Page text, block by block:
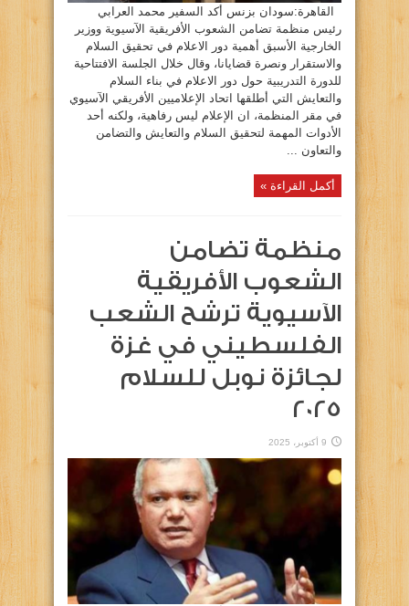
القاهرة:سودان بزنس أكد السفير محمد العرابي
رئيس منظمة تضامن الشعوب الأفريقية الآسيوية ووزير
الخارجية الأسبق أهمية دور الاعلام في تحقيق السلام
والاستقرار ونصرة قضايانا، وقال خلال الجلسة الافتتاحية
للدورة التدريبية حول دور الاعلام في بناء السلام
والتعايش التي أطلقها اتحاد الإعلاميين الأفريقي الآسيوي
في مقر المنظمة، ان الإعلام ليس رفاهية، ولكنه أحد
الأدوات المهمة لتحقيق السلام والتعايش والتضامن
والتعاون ...
أكمل القراءة »
منظمة تضامن
الشعوب الأفريقية
الآسيوية ترشح الشعب
الفلسطيني في غزة
لجائزة نوبل للسلام
2025
9 أكتوبر، 2025